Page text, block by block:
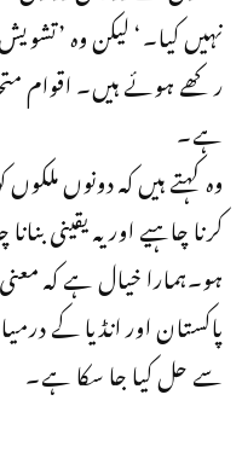
نہیں کیا۔‘ لیکن وہ
رکھے ہوئے ہیں۔ اقوام
ہے۔
وہ کہتے ہیں کہ دونوں
کرنا چاہیے اور یہ یقینی
ہو۔ہمارا خیال ہے کہ
پاکستان اور انڈیا کے
سے حل کیا جا سکا ہے۔